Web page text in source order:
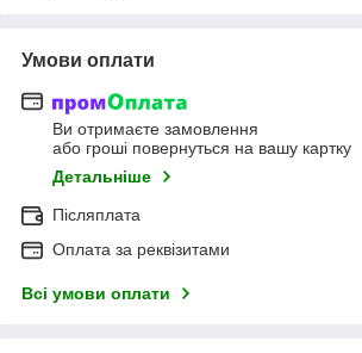
Умови оплати
Ви отримаєте замовлення
або гроші повернуться на вашу картку
Детальніше
Післяплата
Оплата за реквізитами
Всі умови оплати